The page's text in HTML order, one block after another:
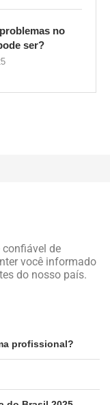
no
ser?
confiável de
você informado
do nosso país.
profissional?